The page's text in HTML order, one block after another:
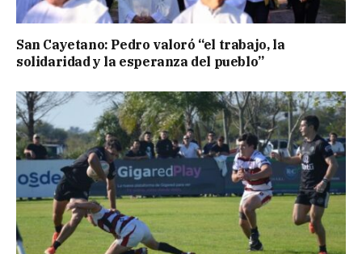
San Cayetano: Pedro valoró “el trabajo, la
solidaridad y la esperanza del pueblo”